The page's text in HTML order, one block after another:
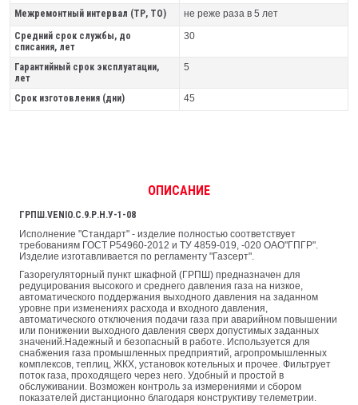
Межремонтный интервал (ТР, ТО)
не реже раза в 5 лет
Средний срок службы, до
списания, лет
30
Гарантийный срок эксплуатации,
лет
5
Срок изготовления (дни) 45
ОПИСАНИЕ
ГРПШ.VENIO.С.9.Р.Н.У-1-08
Исполнение "Стандарт" - изделие полностью соответствует
требованиям ГОСТ Р54960-2012 и ТУ 4859-019, -020 ОАО"ГПГР".
Изделие изготавливается по регламенту "Газсерт".
Газорегуляторный пункт шкафной (ГРПШ) предназначен для
редуцирования высокого и среднего давления газа на низкое,
автоматического поддержания выходного давления на заданном
уровне при изменениях расхода и входного давления,
автоматического отключения подачи газа при аварийном повышении
или понижении выходного давления сверх допустимых заданных
значений.Надежный и безопасный в работе. Используется для
снабжения газа промышленных предприятий, агропромышленных
комплексов, теплиц, ЖКХ, установок котельных и прочее. Фильтрует
поток газа, проходящего через него. Удобный и простой в
обслуживании. Возможен контроль за измерениями и сбором
показателей дистанционно благодаря конструктиву телеметрии.